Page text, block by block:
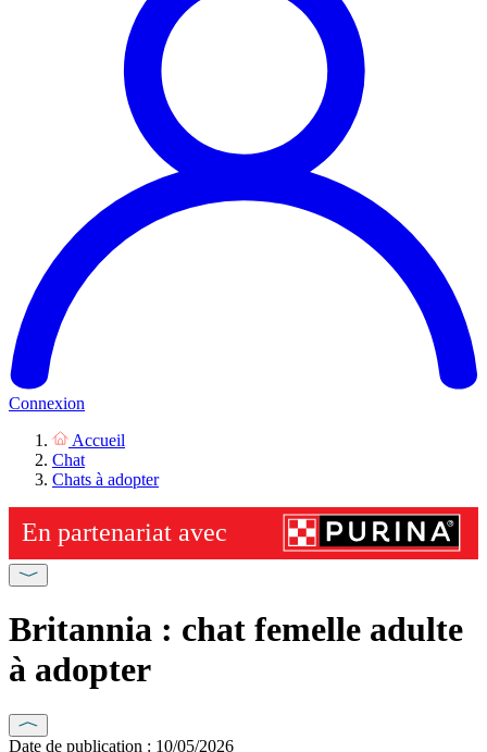
Connexion
Accueil
Chat
Chats à adopter
Britannia : chat femelle adulte
à adopter
Date de publication : 10/05/2026